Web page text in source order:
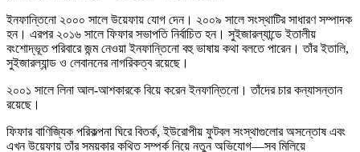
ইনফান্তিনো ২০০০ সালে উয়েফায় যোগ দেন। ২০০৯ সালে সংস্থাটির সাধারণ সম্পাদক
হন। এরপর ২০১৬ সালে ফিফার সভাপতি নির্বাচিত হন। সুইজারল্যান্ডে ইতালীয়
বংশোদ্ভূত পরিবারে জন্ম নেওয়া ইনফান্তিনো বহু ভাষায় কথা বলতে পারেন। তাঁর ইতালি,
সুইজারল্যান্ড ও লেবাননের নাগরিকত্ব রয়েছে।
২০০১ সালে লিনা আল-আশকারকে বিয়ে করেন ইনফান্তিনো। তাঁদের চার কন্যাসন্তান
রয়েছে।
ফিফার বাণিজ্যিক পরিকল্পনা ঘিরে বিতর্ক, ইউরোপীয় ফুটবল সংস্থাগুলোর অসন্তোষ এবং
এখন উয়েফায় তাঁর সময়কার কথিত সম্পর্ক নিয়ে নতুন অভিযোগ—সব মিলিয়ে